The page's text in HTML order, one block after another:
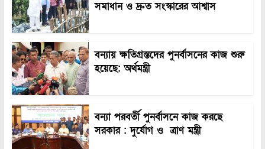
সমাধান ও দ্রুত সংস্কারের আশ্বাস
বন্যায় ক্ষতিগ্রস্তদের পুনর্বাসনের কাজ শুরু
হয়েছে: অর্থমন্ত্রী
বন্যা পরবর্তী পুনর্বাসনে কাজ করছে
সরকার : দুর্যোগ ও ত্রাণ মন্ত্রী